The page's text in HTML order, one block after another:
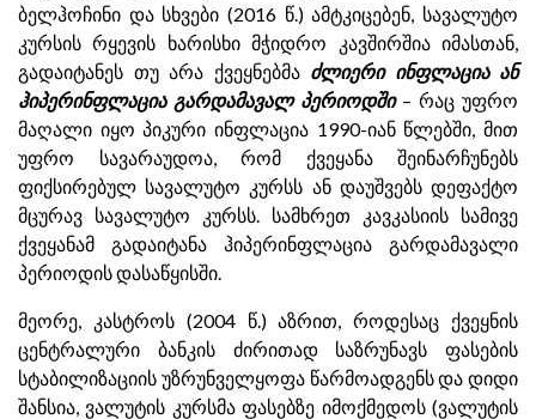
ბელჰოჩინი და სხვები (2016 წ.) ამტკიცებენ, სავალუტო
კურსის რყევის ხარისხი მჭიდრო კავშირშია იმასთან,
გადაიტანეს თუ არა ქვეყნებმა ძლიერი ინფლაცია ან
ჰიპერინფლაცია გარდამავალ პერიოდში– რაც უფრო
მაღალი იყო პიკური ინფლაცია 1990-იან წლებში, მით
უფრო სავარაუდოა, რომ ქვეყანა შეინარჩუნებს
ფიქსირებულ სავალუტო კურსს ან დაუშვებს დეფაქტო
მცურავ სავალუტო კურსს. სამხრეთ კავკასიის სამივე
ქვეყანამ გადაიტანა ჰიპერინფლაცია გარდამავალი
პერიოდის დასაწყისში.
მეორე, კასტროს (2004 წ.) აზრით, როდესაც ქვეყნის
ცენტრალური ბანკის ძირითად საზრუნავს ფასების
სტაბილიზაციის უზრუნველყოფა წარმოადგენს და დიდი
შანსია, ვალუტის კურსმა ფასებზე იმოქმედოს (ვალუტის